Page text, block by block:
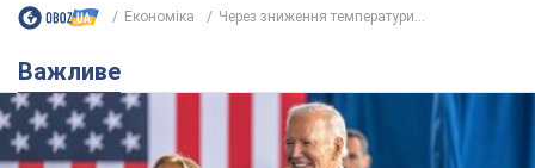
Економіка Через зниження температури...
Важливе